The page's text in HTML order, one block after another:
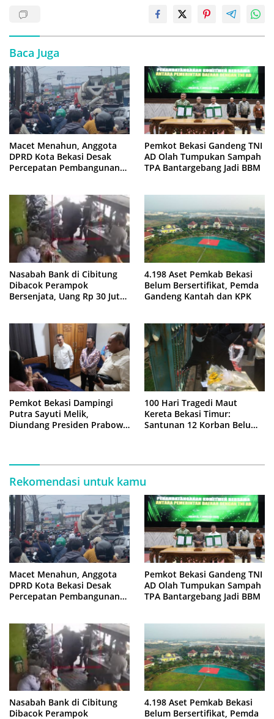
Baca Juga
Macet Menahun, Anggota
DPRD Kota Bekasi Desak
Percepatan Pembangunan
Pemkot Bekasi Gandeng TNI
AD Olah Tumpukan Sampah
TPA Bantargebang Jadi BBM
Nasabah Bank di Cibitung
Dibacok Perampok
Bersenjata, Uang Rp 30 Juta
4.198 Aset Pemkab Bekasi
Belum Bersertifikat, Pemda
Gandeng Kantah dan KPK
Pemkot Bekasi Dampingi
Putra Sayuti Melik,
Diundang Presiden Prabowo
100 Hari Tragedi Maut
Kereta Bekasi Timur:
Santunan 12 Korban Belum
Rekomendasi untuk kamu
Macet Menahun, Anggota
DPRD Kota Bekasi Desak
Percepatan Pembangunan
Pemkot Bekasi Gandeng TNI
AD Olah Tumpukan Sampah
TPA Bantargebang Jadi BBM
Nasabah Bank di Cibitung
Dibacok Perampok
4.198 Aset Pemkab Bekasi
Belum Bersertifikat, Pemda